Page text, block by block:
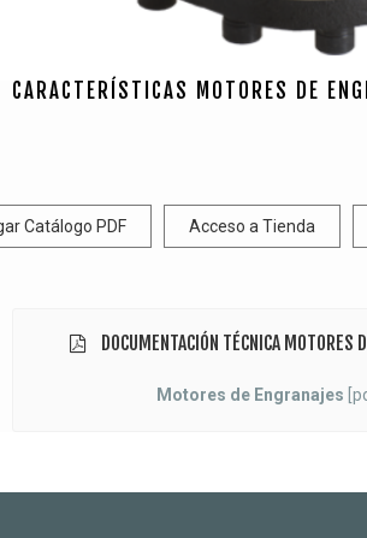
CARACTERÍSTICAS MOTORES DE
Catálogo PDF Acceso a Tienda
DOCUMENTACIÓN TÉCNICA MOTORES
Motores de Engranajes